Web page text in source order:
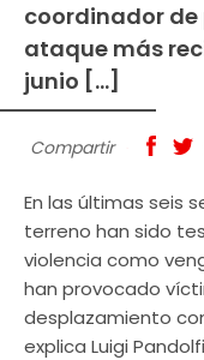
coordinador de
ataque más
junio […]
Compartir
En las últimas seis
terreno han sido
violencia como
han provocado
desplazamiento
explica Luigi